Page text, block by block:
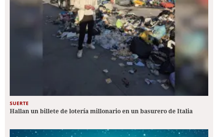
SUERTE
Hallan un billete de lotería millonario en un basurero de Italia